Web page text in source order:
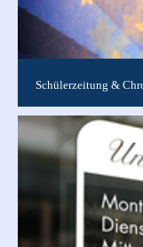
Schülerzeitung &
Egal ob
Lebenswerk, wir
Vorstellungen an....